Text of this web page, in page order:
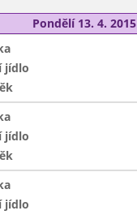
Pondělí 13. 4. 2015
jídlo
jídlo
jídlo